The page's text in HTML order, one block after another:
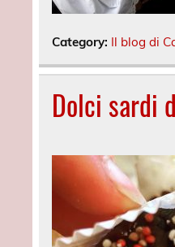
Category: Il blog di
Dolci sardi